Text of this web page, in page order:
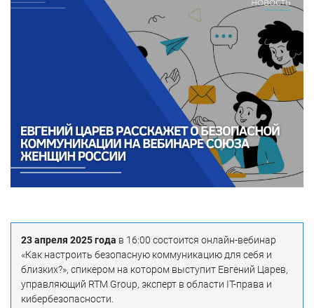
23 апреля 2025 года в 16:00 состоится онлайн-вебинар
«Как настроить безопасную коммуникацию для себя и
близких?», спикером на котором выступит Евгений Царев,
управляющий RTM Group, эксперт в области IT-права и
кибербезопасности.